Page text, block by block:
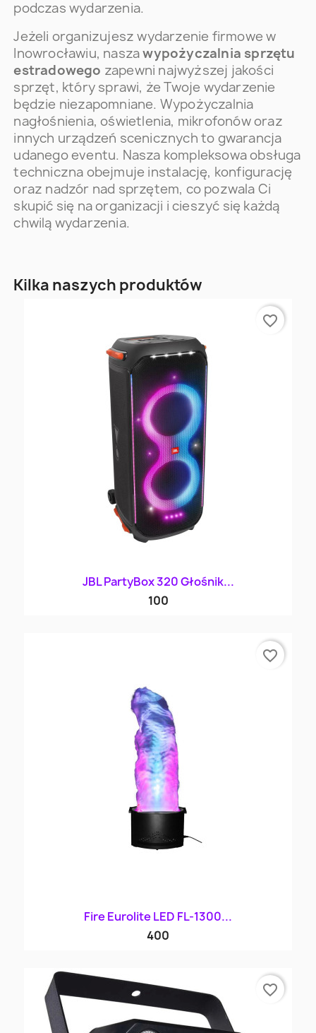
podczas wydarzenia.
Jeżeli organizujesz wydarzenie firmowe w
Inowrocławiu, naszawypożyczalnia sprzętu
estradowego zapewni najwyższej jakości
sprzęt, który sprawi, że Twoje wydarzenie
będzie niezapomniane. Wypożyczalnia
nagłośnienia, oświetlenia, mikrofonów oraz
innych urządzeń scenicznych to gwarancja
udanego eventu. Nasza kompleksowa obsługa
techniczna obejmuje instalację, konfigurację
oraz nadzór nad sprzętem, co pozwala Ci
skupić się na organizacji i cieszyć się każdą
chwilą wydarzenia.
Kilka naszych produktów
JBL PartyBox 320 Głośnik...
100
favorite_border
Fire Eurolite LED FL-1300...
400
favorite_border
favorite_border